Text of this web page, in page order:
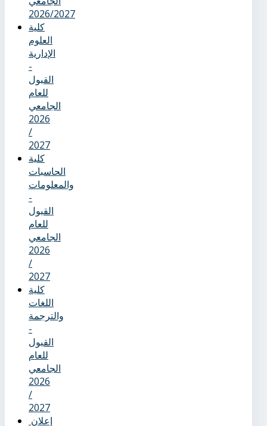
2026/2027
كلية
العلوم
الإدارية
-
القبول
للعام
الجامعي
2026
/
2027
كلية
الحاسبات
والمعلومات
-
القبول
للعام
الجامعي
2026
/
2027
كلية
اللغات
والترجمة
-
القبول
للعام
الجامعي
2026
/
2027